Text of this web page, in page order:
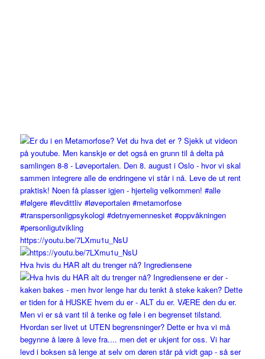
https://youtu.be/7LXmu1u_NsU
Hva hvis du HAR alt du trenger nå? Ingrediensene